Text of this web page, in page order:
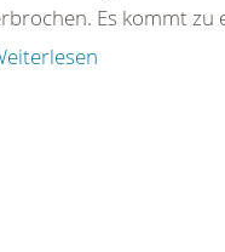
Es kommt zu